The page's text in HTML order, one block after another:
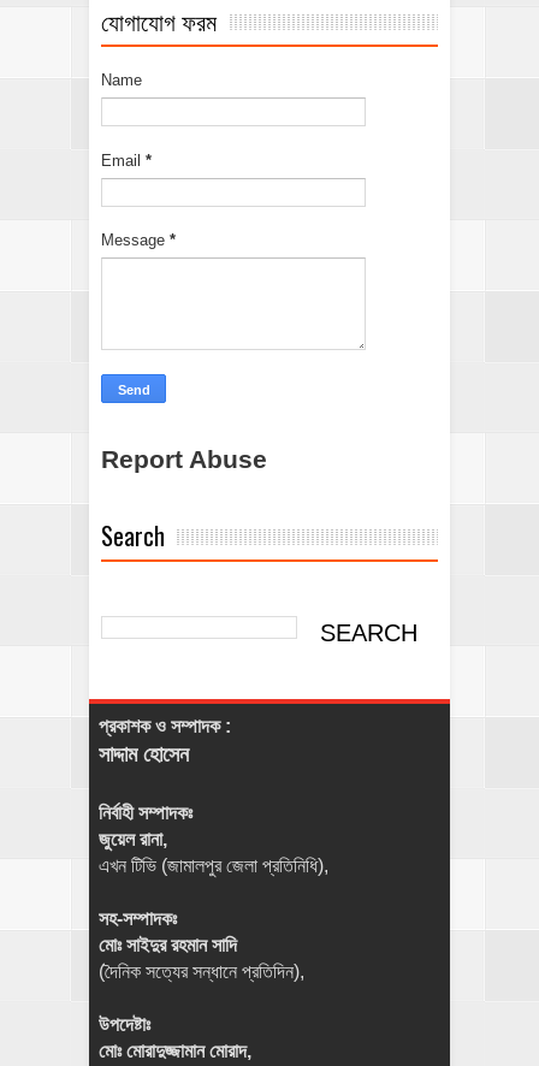
যোগাযোগ ফরম
Name
Email *
Message *
Report Abuse
Search
প্রকাশক ও সম্পাদক :
সাদ্দাম হোসেন
নির্বাহী সম্পাদকঃ
জুয়েল রানা,
এখন টিভি (জামালপুর জেলা প্রতিনিধি),
সহ-সম্পাদকঃ
মোঃ সাইদুর রহমান সাদি
(দৈনিক সত্যের সন্ধানে প্রতিদিন),
উপদেষ্টাঃ
মোঃ মোরাদুজ্জামান মোরাদ,